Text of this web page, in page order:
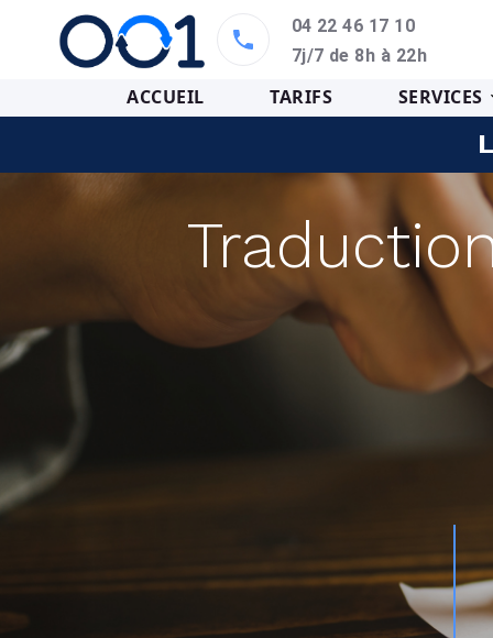
04 22 46 17 10
7j/7 de 8h à 22h
ACCUEIL TARIFS SERVICES